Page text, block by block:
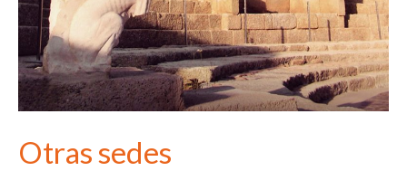
Otras sedes